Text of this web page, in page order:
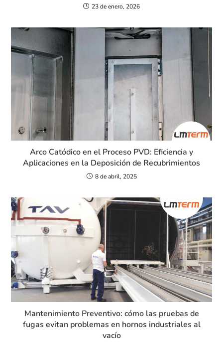
23 de enero, 2026
Arco Catódico en el Proceso PVD: Eficiencia y
Aplicaciones en la Deposición de Recubrimientos
8 de abril, 2025
Mantenimiento Preventivo: cómo las pruebas de
fugas evitan problemas en hornos industriales al
vacío